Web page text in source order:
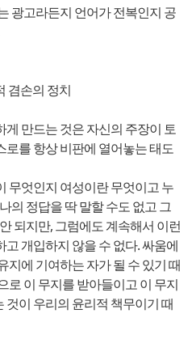
광고라든지 언어가 전복인지 공
겸손의 정치
만드는 것은 자신의 주장이 토
를 항상 비판에 열어놓는 태도
무엇인지 여성이란 무엇이고 누
의 정답을 딱 말할 수도 없고 그
되지만, 그럼에도 계속해서 이런
개입하지 않을 수 없다. 싸움에
지에 기여하는 자가 될 수 있기 때
로 이 무지를 받아들이고 이 무지
이 우리의 윤리적 책무이기 때